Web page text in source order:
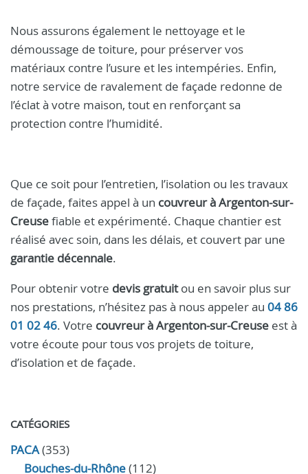
Nous assurons également le nettoyage et le
démoussage de toiture, pour préserver vos
matériaux contre l’usure et les intempéries. Enfin,
notre service de ravalement de façade redonne de
l’éclat à votre maison, tout en renforçant sa
protection contre l’humidité.
Que ce soit pour l’entretien, l’isolation ou les travaux
de façade, faites appel à un couvreur à Argenton-sur-
Creusefiable et expérimenté. Chaque chantier est
réalisé avec soin, dans les délais, et couvert par une
garantie décennale.
Pour obtenir votre devis gratuitou en savoir plus sur
nos prestations, n’hésitez pas à nous appeler au 04 86
01 02 46. Votre couvreur à Argenton-sur-Creuse est à
votre écoute pour tous vos projets de toiture,
d’isolation et de façade.
CATÉGORIES
PACA(353)
Bouches-du-Rhône(112)